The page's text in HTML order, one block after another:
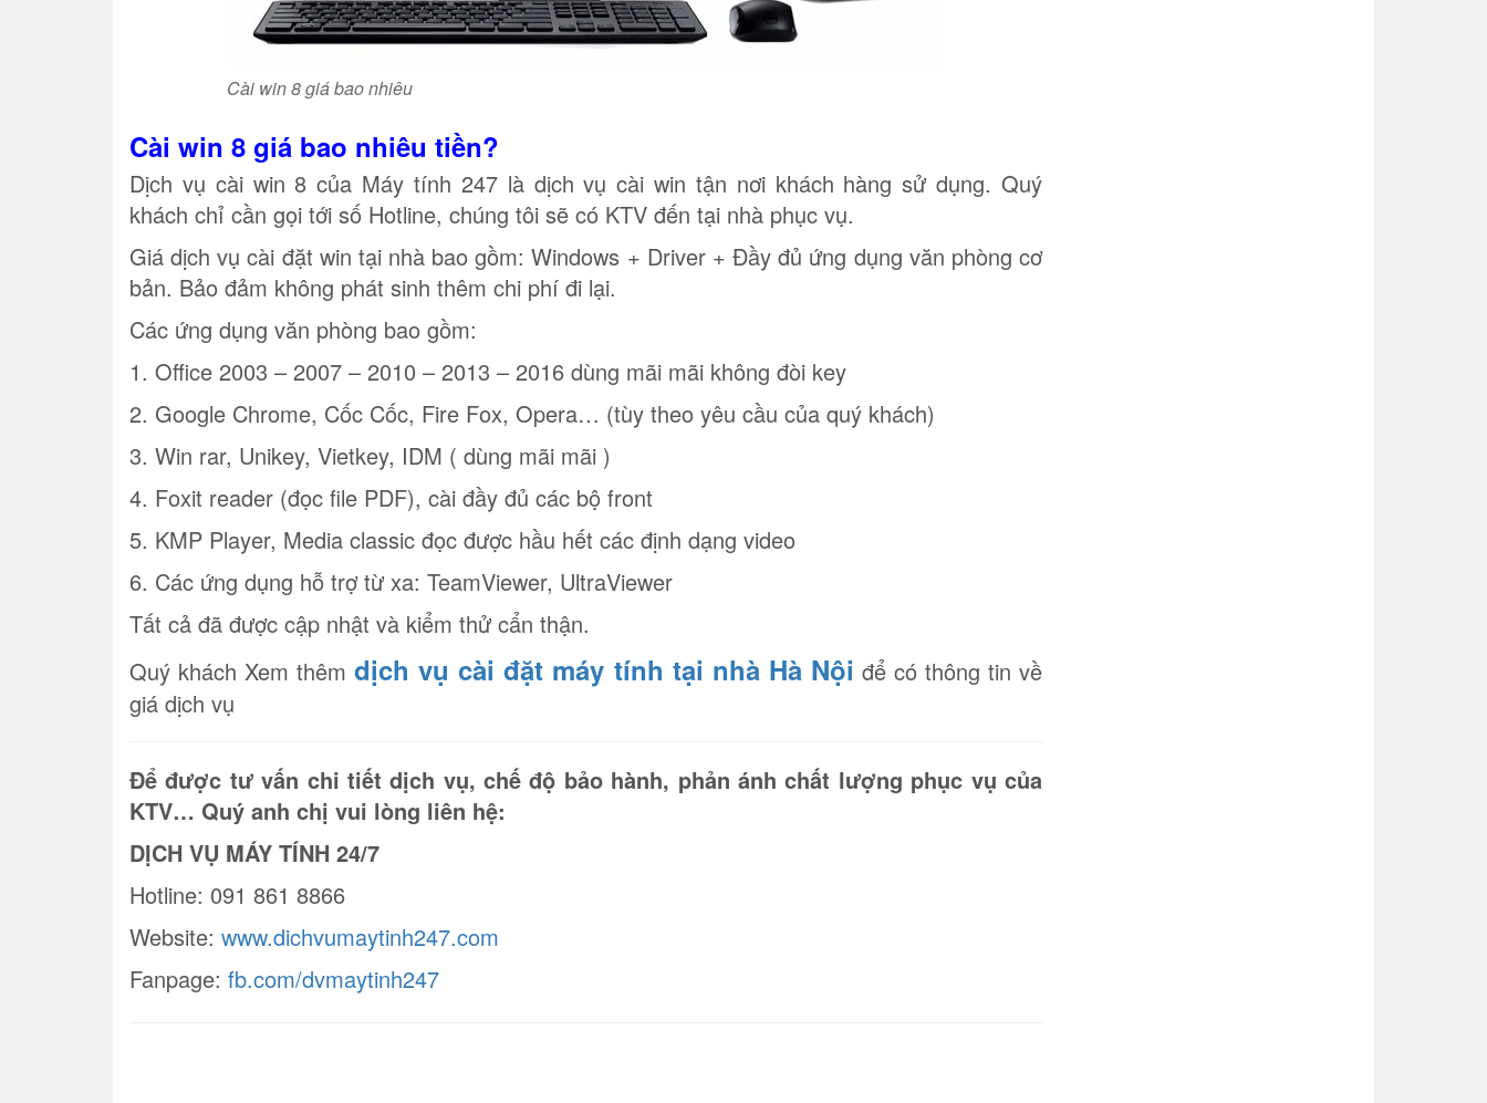
Cài win 8 giá bao nhiêu
Cài win 8 giá bao nhiêu tiền?
Dịch vụ cài win 8 của Máy tính 247 là dịch vụ cài win tận nơi khách hàng sử dụng. Quý
khách chỉ cần gọi tới số Hotline, chúng tôi sẽ có KTV đến tại nhà phục vụ.
Giá dịch vụ cài đặt win tại nhà bao gồm: Windows + Driver + Đầy đủ ứng dụng văn phòng cơ
bản. Bảo đảm không phát sinh thêm chi phí đi lại.
Các ứng dụng văn phòng bao gồm:
1. Office 2003 – 2007 – 2010 – 2013 – 2016 dùng mãi mãi không đòi key
2. Google Chrome, Cốc Cốc, Fire Fox, Opera… (tùy theo yêu cầu của quý khách)
3. Win rar, Unikey, Vietkey, IDM ( dùng mãi mãi )
4. Foxit reader (đọc file PDF), cài đầy đủ các bộ front
5. KMP Player, Media classic đọc được hầu hết các định dạng video
6. Các ứng dụng hỗ trợ từ xa: TeamViewer, UltraViewer
Tất cả đã được cập nhật và kiểm thử cẩn thận.
Quý khách Xem thêmdịch vụ cài đặt máy tính tại nhà Hà Nội để có thông tin về
giá dịch vụ
Để được tư vấn chi tiết dịch vụ, chế độ bảo hành, phản ánh chất lượng phục vụ của
KTV… Quý anh chị vui lòng liên hệ:
DỊCH VỤ MÁY TÍNH 24/7
Hotline: 091 861 8866
Website: www.dichvumaytinh247.com
Fanpage: fb.com/dvmaytinh247